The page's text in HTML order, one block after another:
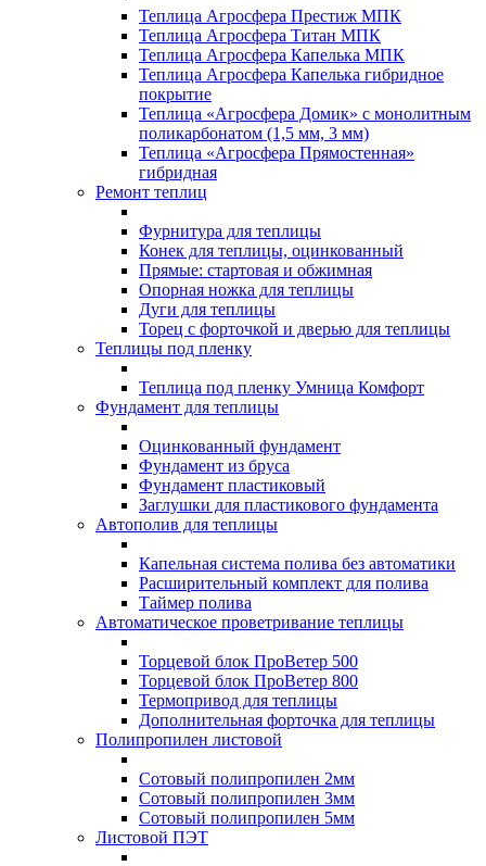
Теплица Агросфера Престиж МПК
Теплица Агросфера Титан МПК
Теплица Агросфера Капелька МПК
Теплица Агросфера Капелька гибридное
покрытие
Теплица «Агросфера Домик» с монолитным
поликарбонатом (1,5 мм, 3 мм)
Теплица «Агросфера Прямостенная»
гибридная
Ремонт теплиц
Фурнитура для теплицы
Конек для теплицы, оцинкованный
Прямые: стартовая и обжимная
Опорная ножка для теплицы
Дуги для теплицы
Торец с форточкой и дверью для теплицы
Теплицы под пленку
Теплица под пленку Умница Комфорт
Фундамент для теплицы
Оцинкованный фундамент
Фундамент из бруса
Фундамент пластиковый
Заглушки для пластикового фундамента
Автополив для теплицы
Капельная система полива без автоматики
Расширительный комплект для полива
Таймер полива
Автоматическое проветривание теплицы
Торцевой блок ПроВетер 500
Торцевой блок ПроВетер 800
Термопривод для теплицы
Дополнительная форточка для теплицы
Полипропилен листовой
Сотовый полипропилен 2мм
Сотовый полипропилен 3мм
Сотовый полипропилен 5мм
Листовой ПЭТ